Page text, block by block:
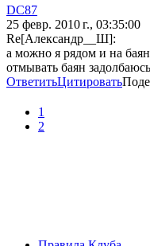
DC87
25 февр. 2010 г., 03:35:00
Re[Александр__Ш]:
а можно я рядом и на
отмывать баян
ОтветитьЦитировать
1
2